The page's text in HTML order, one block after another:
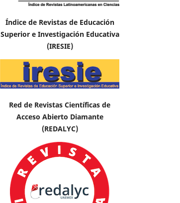
Índice de Revistas de Educación
Superior e Investigación Educativa
(IRESIE)
Red de Revistas Científicas de
Acceso Abierto Diamante
(REDALYC)